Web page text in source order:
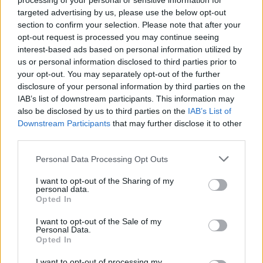
targeted advertising by us, please use the below opt-out
section to confirm your selection. Please note that after your
opt-out request is processed you may continue seeing
interest-based ads based on personal information utilized by
us or personal information disclosed to third parties prior to
your opt-out. You may separately opt-out of the further
disclosure of your personal information by third parties on the
IAB’s list of downstream participants. This information may
also be disclosed by us to third parties on the IAB’s List of
Downstream Participants that may further disclose it to other
Personal Data Processing Opt Outs
I want to opt-out of the Sharing of my
personal data.
Opted In
I want to opt-out of the Sale of my
Personal Data.
Opted In
χαρακτηρίζεται ως υφιστάμενη, επιχείρηση που
έχει κλείσει τουλάχιστον μία πλήρη διαχειριστική
χρήση.
Οι προϋποθέσεις συμμετοχής των επιχειρήσεων
που υποβάλλουν επενδυτική πρόταση, είναι οι
εξής:
να λειτουργούν νόμιμα εντός της ελληνικής
Επικράτειας
να λειτουργούν αποκλειστικά με μία από τις
εμπορικού χαρακτήρα (Ανώνυμη Εταιρεία,
Εταιρεία Περιορισμένης Ευθύνης, Ομόρρυθμη
Εταιρεία ή Ετερόρρυθμη Εταιρεία και Ι.Κ.Ε) και
ατομικές επιχειρήσεις.
να μη βρίσκονται υπό πτώχευση, εκκαθάριση ή